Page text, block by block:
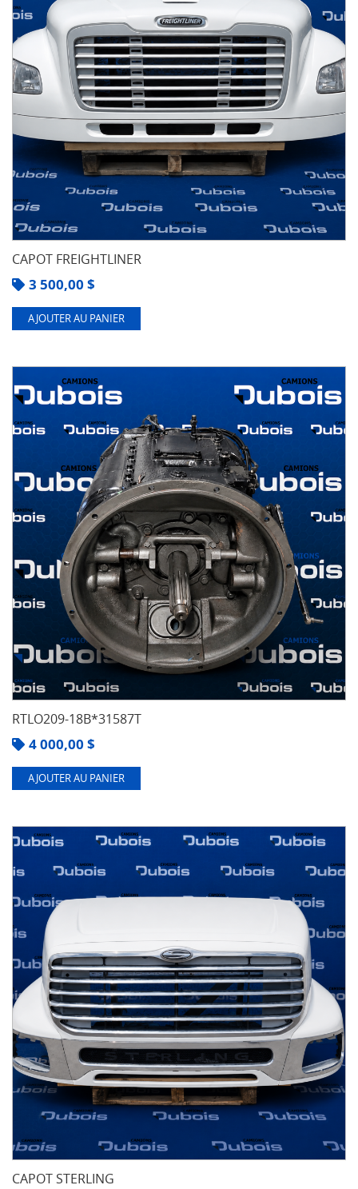
CAPOT FREIGHTLINER
3 500,00 $
AJOUTER AU PANIER
RTLO209-18B*31587T
4 000,00 $
AJOUTER AU PANIER
CAPOT STERLING